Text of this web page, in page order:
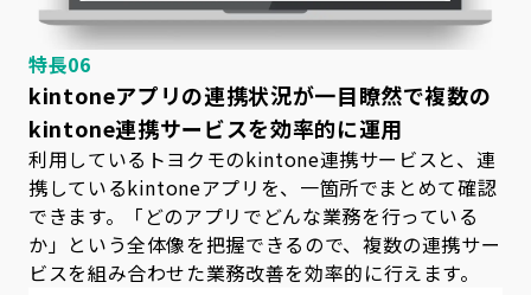
特長06
kintoneアプリの連携状況が一目瞭然で複数の
kintone連携サービスを効率的に運用
利用しているトヨクモのkintone連携サービスと、連
携しているkintoneアプリを、一箇所でまとめて確認
できます。「どのアプリでどんな業務を行っている
か」という全体像を把握できるので、複数の連携サー
ビスを組み合わせた業務改善を効率的に行えます。